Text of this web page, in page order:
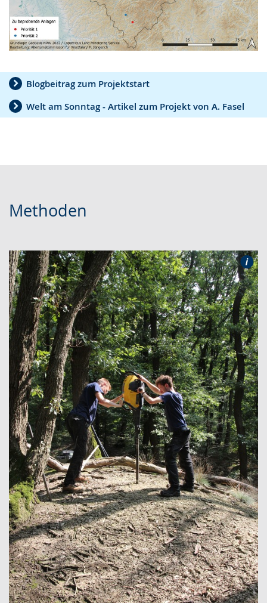
Blogbeitrag zum Projektstart
Welt am Sonntag - Artikel zum Projekt von A. Fasel
Methoden